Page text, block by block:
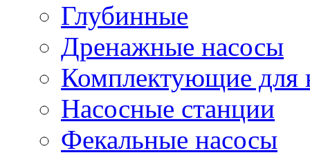
Глубинные
Дренажные насосы
Комплектующие для
Насосные станции
Фекальные насосы